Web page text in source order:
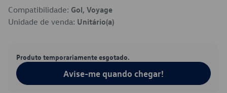
Compatibilidade: Gol, Voyage
Unidade de venda: Unitário(a)
Produto temporariamente esgotado.
Avise-me quando chegar!